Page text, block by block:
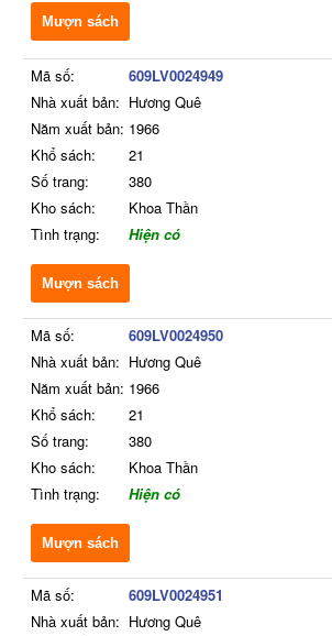
Mượn sách
Mã số:
609LV0024949
Nhà xuất bản: Hương Quê
Năm xuất bản: 1966
Khổ sách:
21
Số trang:
380
Kho sách:
Khoa Thần
Tình trạng:
Hiện có
Mượn sách
Mã số:
609LV0024950
Nhà xuất bản: Hương Quê
Năm xuất bản: 1966
Khổ sách:
21
Số trang:
380
Kho sách:
Khoa Thần
Tình trạng:
Hiện có
Mượn sách
Mã số:
609LV0024951
Nhà xuất bản: Hương Quê